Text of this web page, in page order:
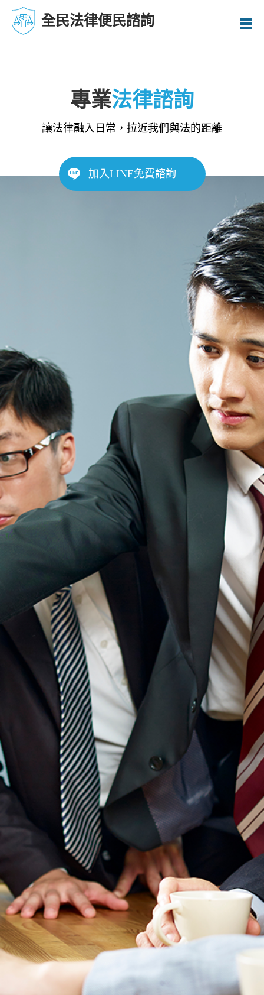
全民法律便民諮詢
專業法律諮詢
讓法律融入日常，拉近我們與法的距離
加入LINE免費諮詢